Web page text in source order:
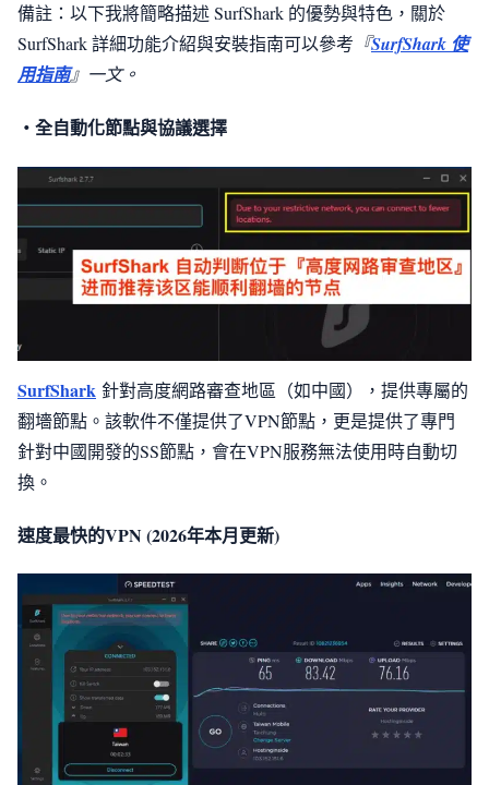
備註：以下我將簡略描述 SurfShark 的優勢與特色，關於
SurfShark 詳細功能介紹與安裝指南可以參考 『SurfShark 使
用指南』一文。
・全自動化節點與協議選擇
SurfShark 針對高度網路審查地區（如中國），提供專屬的
翻墻節點。該軟件不僅提供了VPN節點，更是提供了專門
針對中國開發的SS節點，會在VPN服務無法使用時自動切
換。
速度最快的VPN (2026年本月更新)